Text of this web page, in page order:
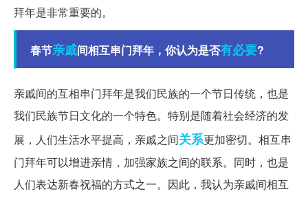
拜年是非常重要的。
春节亲戚间相互串门拜年，你认为是否有必要?
亲戚间的互相串门拜年是我们民族的一个节日传统，也是
我们民族节日文化的一个特色。特别是随着社会经济的发
展，人们生活水平提高，亲戚之间关系更加密切。相互串
门拜年可以增进亲情，加强家族之间的联系。同时，也是
人们表达新春祝福的方式之一。因此，我认为亲戚间相互